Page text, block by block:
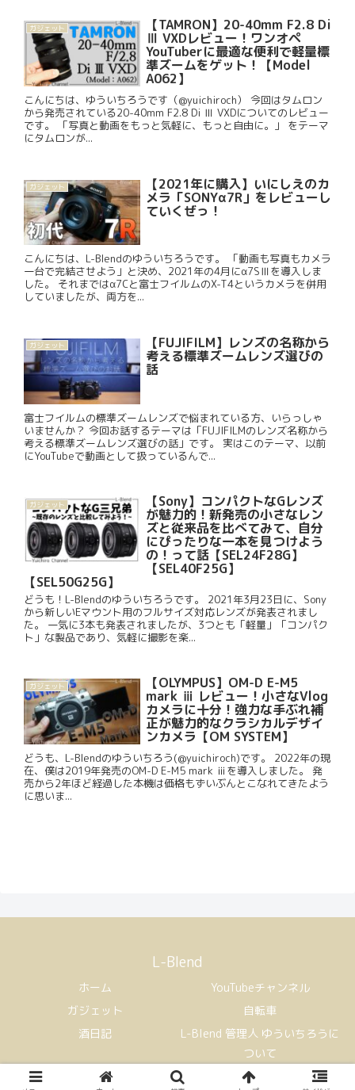
ガジェット 【TAMRON】20-40mm F2.8 Di
Ⅲ VXDレビュー！ワンオペ
YouTuberに最適な便利で軽量標
準ズームをゲット！【Model
A062】
こんにちは、ゆういちろうです（@yuichiroch） 今回はタムロン
から発売されている20-40mm F2.8 Di Ⅲ VXDについてのレビュー
です。 「写真と動画をもっと気軽に、もっと自由に。」 をテーマ
にタムロンが...
ガジェット 【2021年に購入】いにしえのカ
メラ「SONYα7R」をレビューし
ていくぜっ！
こんにちは、L-Blendのゆういちろうです。 「動画も写真もカメラ
一台で完結させよう」と決め、2021年の4月にα7SⅢを導入しま
した。 それまではα7Cと富士フイルムのX-T4というカメラを併用
していましたが、両方を...
ガジェット 【FUJIFILM】レンズの名称から
考える標準ズームレンズ選びの
話
富士フイルムの標準ズームレンズで悩まれている方、いらっしゃ
いませんか？ 今回お話するテーマは「FUJIFILMのレンズ名称から
考える標準ズームレンズ選びの話」です。 実はこのテーマ、以前
にYouTubeで動画として扱っているんで...
ガジェット 【Sony】コンパクトなGレンズ
が魅力的！新発売の小さなレン
ズと従来品を比べてみて、自分
にぴったりな一本を見つけよう
の！って話【SEL24F28G】
【SEL40F25G】
【SEL50G25G】
どうも！L-Blendのゆういちろうです。 2021年3月23日に、Sony
から新しいEマウント用のフルサイズ対応レンズが発表されまし
た。 一気に3本も発表されましたが、3つとも「軽量」「コンパク
ト」な製品であり、気軽に撮影を楽...
ガジェット 【OLYMPUS】OM-D E-M5
mark ⅲ レビュー！小さなVlog
カメラに十分！強力な手ぶれ補
正が魅力的なクラシカルデザイ
ンカメラ【OM SYSTEM】
どうも、L-Blendのゆういちろう(@yuichiroch)です。 2022年の現
在、僕は2019年発売のOM-D E-M5 mark ⅲを導入しました。 発
売から2年ほど経過した本機は価格もずいぶんとこなれてきたよう
に思いま...
L-Blend
ホーム
YouTubeチャンネル
ガジェット
自転車
酒日記
L-Blend 管理人 ゆういちろうに
ついて
Copyright © 2021 L-Blend All Rights Reserved.